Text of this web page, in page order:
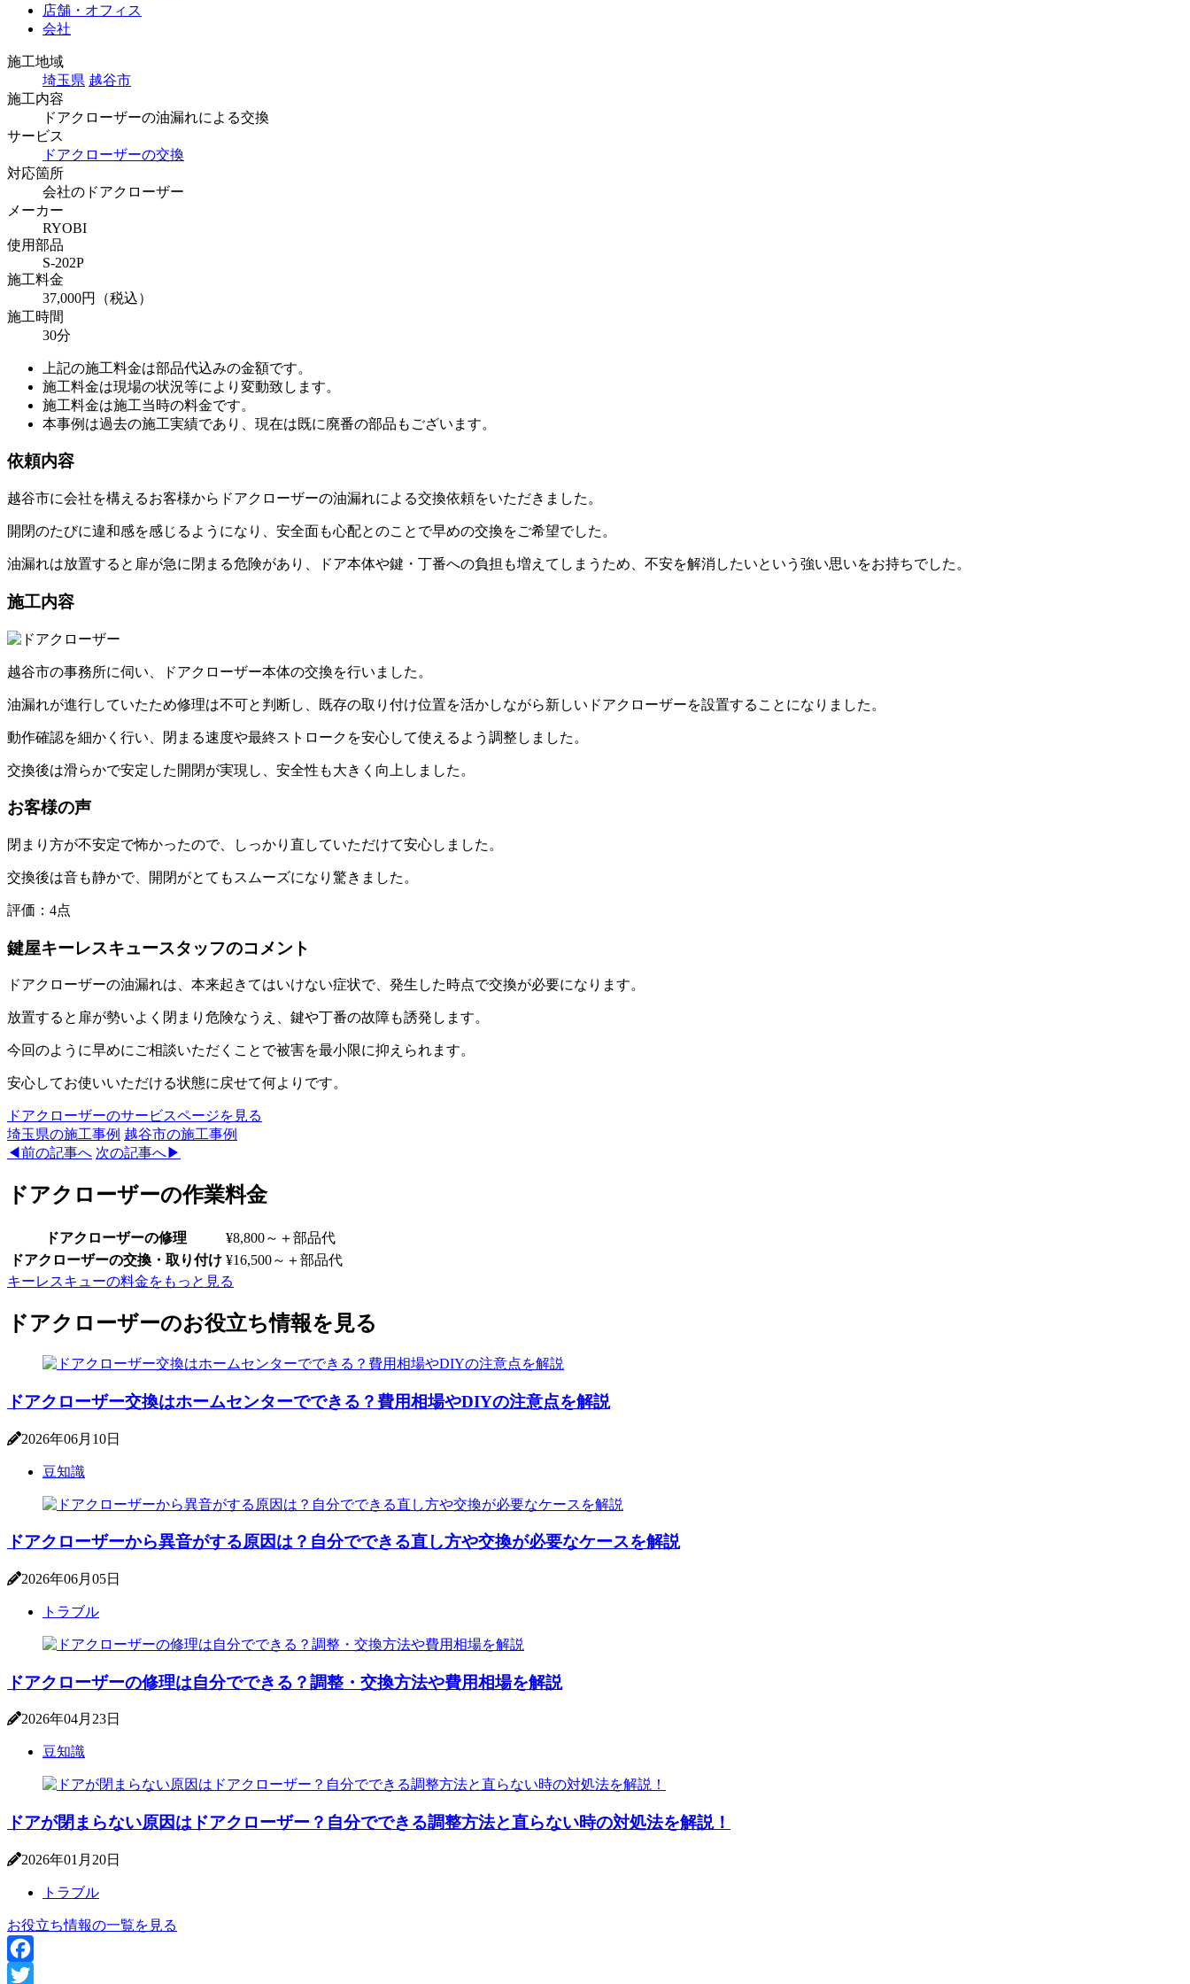
店舗・オフィス
会社
施工地域
埼玉県 越谷市
施工内容
ドアクローザーの油漏れによる交換
サービス
ドアクローザーの交換
対応箇所
会社のドアクローザー
メーカー
RYOBI
使用部品
S-202P
施工料金
37,000円（税込）
施工時間
30分
上記の施工料金は部品代込みの金額です。
施工料金は現場の状況等により変動致します。
施工料金は施工当時の料金です。
本事例は過去の施工実績であり、現在は既に廃番の部品もございます。
依頼内容
越谷市に会社を構えるお客様からドアクローザーの油漏れによる交換依頼をいただきました。
開閉のたびに違和感を感じるようになり、安全面も心配とのことで早めの交換をご希望でした。
油漏れは放置すると扉が急に閉まる危険があり、ドア本体や鍵・丁番への負担も増えてしまうため、不安を解消したいという強い思いをお持ちでした。
施工内容
越谷市の事務所に伺い、ドアクローザー本体の交換を行いました。
油漏れが進行していたため修理は不可と判断し、既存の取り付け位置を活かしながら新しいドアクローザーを設置することになりました。
動作確認を細かく行い、閉まる速度や最終ストロークを安心して使えるよう調整しました。
交換後は滑らかで安定した開閉が実現し、安全性も大きく向上しました。
お客様の声
閉まり方が不安定で怖かったので、しっかり直していただけて安心しました。
交換後は音も静かで、開閉がとてもスムーズになり驚きました。
評価： 4点
鍵屋キーレスキュースタッフのコメント
ドアクローザーの油漏れは、本来起きてはいけない症状で、発生した時点で交換が必要になります。
放置すると扉が勢いよく閉まり危険なうえ、鍵や丁番の故障も誘発します。
今回のように早めにご相談いただくことで被害を最小限に抑えられます。
安心してお使いいただける状態に戻せて何よりです。
ドアクローザーのサービスページを見る
埼玉県の施工事例 越谷市の施工事例
◀前の記事へ 次の記事へ▶
ドアクローザーの作業料金
ドアクローザーの修理 ¥8,800～ ＋部品代
ドアクローザーの交換・取り付け ¥16,500～ ＋部品代
キーレスキューの料金をもっと見る
ドアクローザーのお役立ち情報を見る
ドアクローザー交換はホームセンターでできる？費用相場やDIYの注意点を解説
2026年06月10日
豆知識
ドアクローザーから異音がする原因は？自分でできる直し方や交換が必要なケースを解説
2026年06月05日
トラブル
ドアクローザーの修理は自分でできる？調整・交換方法や費用相場を解説
2026年04月23日
豆知識
ドアが閉まらない原因はドアクローザー？自分でできる調整方法と直らない時の対処法を解説！
2026年01月20日
トラブル
お役立ち情報の一覧を見る
Facebook